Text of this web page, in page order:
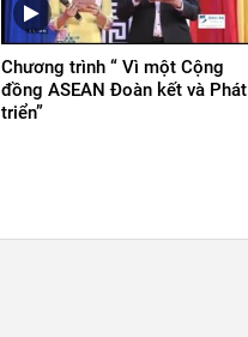
Chương trình “ Vì một Cộng
đồng ASEAN Đoàn kết và Phát
triển”